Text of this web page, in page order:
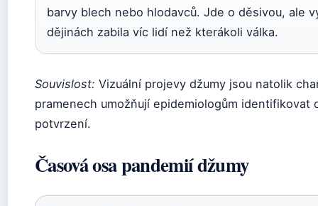
barvy blech nebo hlodavců. Jde o děsivou, ale
dějinách zabila víc lidí než kterákoli válka.
Souvislost: Vizuální projevy džumy jsou natolik
pramenech umožňují epidemiologům identifikovat
potvrzení.
Časová osa pandemií džumy